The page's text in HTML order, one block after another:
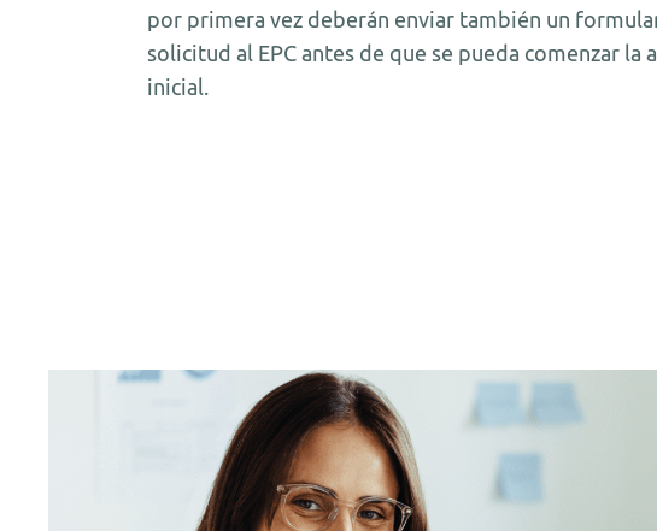
por primera vez deberán enviar también un
solicitud al EPC antes de que se pueda comenzar la
inicial.